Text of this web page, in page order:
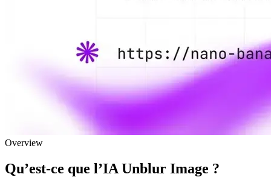
Overview
Qu’est-ce que l’IA Unblur Image ?